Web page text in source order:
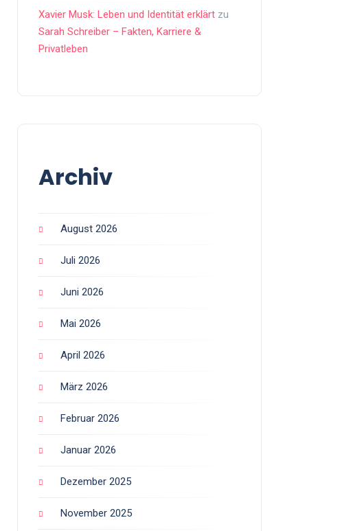
Xavier Musk: Leben und Identität erklärt zu
Sarah Schreiber – Fakten, Karriere &
Privatleben
Archiv
August 2026
Juli 2026
Juni 2026
Mai 2026
April 2026
März 2026
Februar 2026
Januar 2026
Dezember 2025
November 2025